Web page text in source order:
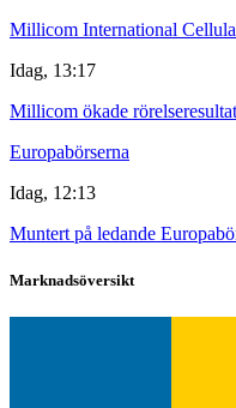
Millicom International
Idag, 13:17
Millicom ökade
Europabörserna
Idag, 12:13
Muntert på ledande
Marknadsöversikt